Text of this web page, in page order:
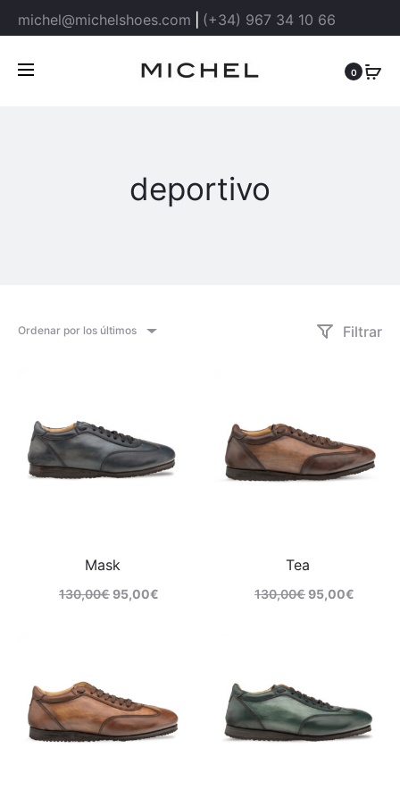
michel@michelshoes.com (+34) 967 34 10 66
0
deportivo
Ordenar por los últimos Filtrar
Mask
130,00€95,00€
Tea
130,00€95,00€